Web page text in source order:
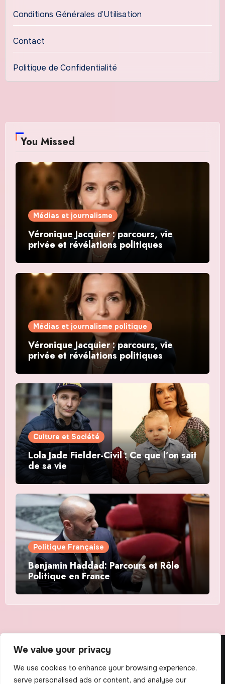
We value your privacy
We use cookies to enhance your browsing experience,
serve personalised ads or content, and analyse our
Conditions Générales d’Utilisation
Contact
Politique de Confidentialité
You Missed
Médias et journalisme
Véronique Jacquier : parcours, vie
privée et révélations politiques
Médias et journalisme politique
Véronique Jacquier : parcours, vie
privée et révélations politiques
Culture et Société
Lola Jade Fielder-Civil : Ce que l’on sait
de sa vie
Politique Française
Benjamin Haddad: Parcours et Rôle
Politique en France
The Scribens